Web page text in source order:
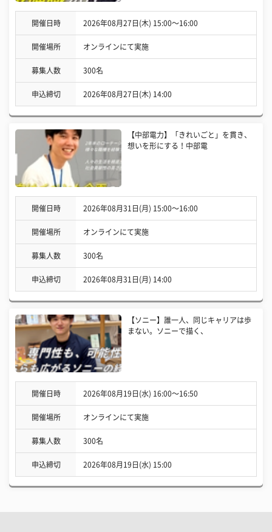
開催日時 2026年08月27日(木) 15:00〜16:00
開催場所 オンラインにて実施
募集人数 300名
申込締切 2026年08月27日(木) 14:00
【中部電力】「きれいごと」を貫き、
想いを形にする！中部電
開催日時 2026年08月31日(月) 15:00〜16:00
開催場所 オンラインにて実施
募集人数 300名
申込締切 2026年08月31日(月) 14:00
【ソニー】誰一人、同じキャリアは歩
まない。ソニーで描く、
開催日時 2026年08月19日(水) 16:00〜16:50
開催場所 オンラインにて実施
募集人数 300名
申込締切 2026年08月19日(水) 15:00